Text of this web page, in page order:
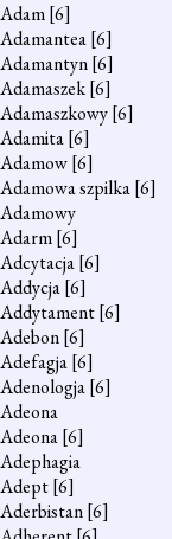
Adam[6]
Adamantea[6]
Adamantyn[6]
Adamaszek[6]
Adamaszkowy[6]
Adamita[6]
Adamow[6]
Adamowa szpilka[6]
Adamowy
Adarm[6]
Adcytacja[6]
Addycja[6]
Addytament[6]
Adebon[6]
Adefagja[6]
Adenologja[6]
Adeona
Adeona[6]
Adephagia
Adept[6]
Aderbistan[6]